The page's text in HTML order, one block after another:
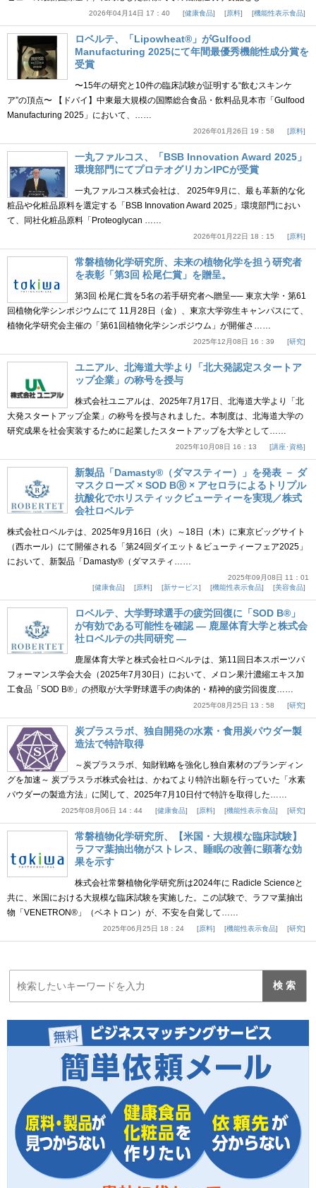
2026年04月14日 17：40 健康食品 原料 機能性表示食品
ロベルテ、「Lipowheat®」がGulfood
Manufacturing 2025にて年間最優秀機能性成分賞を
受賞
〜15年の研究と10件の臨床試験が証明する“飲むスキンケ
ア”の頂点〜 【ドバイ】中東最大規模の国際総合食品・飲料品見本市「Gulfood
Manufacturing 2025」において、……
2026年01月26日 19：58 原料
一丸ファルコス、「BSB Innovation Award 2025」
環境部門にてプロテオグリカンIPCが受賞
一丸ファルコス株式会社は、 2025年9月に、最も革新的な化
粧品や化粧品原料を選定する「BSB Innovation Award 2025」環境部門におい
て、同社化粧品原料「Proteoglycan ……
2026年01月22日 18：15 原料
常磐植物化学研究所、未来の植物化学を担う研究者
を表彰「第3回 松尾仁賞」を贈呈。
第3回 松尾仁賞を5名の若手研究者へ贈呈── 東京大学・第61
回植物化学シンポジウムにて 11月28日（金）、東京大学弥生キャンパスにて、
植物化学研究会主催の「第61回植物化学シンポジウム」が開催さ……
2025年12月08日 16：39 研究
ユニアル、北海道大学より「北大発認定スタートア
ップ企業」の称号を授与
株式会社ユニアルは、2025年7月17日、北海道大学より「北
大発スタートアップ企業」の称号を授与されました。本制度は、北海道大学の
研究成果を社会実装するために起業したスタートアップを大学として……
2025年10月08日 16：13 講座･資格
新製品「Damasty®（ダマスティー）」を発表 － ダ
マスクローズ × SOD BⓇ × アセロラによるトリプル
抗酸化でホリスティックビューティーを実現／株式
会社ロベルテ
株式会社ロベルテは、2025年9月16日（火）～18日（木）に東京ビッグサイト
（西ホール）にて開催される「第24回ダイエット＆ビューティーフェア2025」
において、新製品「Damasty®（ダマスティ……
2025年09月08日 11：01
健康食品
原料 新サービス 機能性表示食品 美容食品
ロベルテ、大学野球選手の疲労回復に「SOD B®」
が有効である可能性を確認 ― 鹿屋体育大学と株式会
社ロベルテの共同研究 ―
鹿屋体育大学と株式会社ロベルテは、第11回日本スポーツパ
フォーマンス学会大会（2025年7月30日）において、メロン果汁濃縮エキス加
工食品「SOD B®」の摂取が大学野球選手の肉体的・精神的疲労回復度……
2025年08月25日 13：58 研究
炭プラスラボ、独自開発の水素・食用炭パウダー製
造法で特許取得
～炭プラスラボ、知財戦略を強化し独自素材のブランディン
グを加速～ 炭プラスラボ株式会社は、かねてより特許出願を行っていた「水素
パウダーの製造方法」に関して、2025年7月10日付で特許を取得した……
2025年08月06日 14：44 健康食品 原料 機能性表示食品 研究
常磐植物化学研究所、【米国・大規模な臨床試験】
ラフマ葉抽出物がストレス、睡眠の改善に顕著な効
果を示す
株式会社常磐植物化学研究所は2024年に Radicle Scienceと
共に、米国における大規模な臨床試験を実施した。この試験で、ラフマ葉抽出
物「VENETRON®」（ベネトロン）が、不安を自覚して……
2025年06月25日 18：24 原料 機能性表示食品 研究